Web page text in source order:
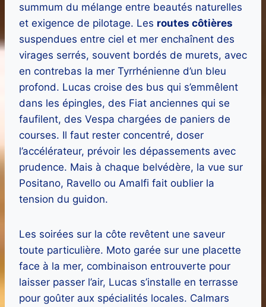
summum du mélange entre beautés naturelles
et exigence de pilotage. Les routes côtières
suspendues entre ciel et mer enchaînent des
virages serrés, souvent bordés de murets, avec
en contrebas la mer Tyrrhénienne d’un bleu
profond. Lucas croise des bus qui s’emmêlent
dans les épingles, des Fiat anciennes qui se
faufilent, des Vespa chargées de paniers de
courses. Il faut rester concentré, doser
l’accélérateur, prévoir les dépassements avec
prudence. Mais à chaque belvédère, la vue sur
Positano, Ravello ou Amalfi fait oublier la
tension du guidon.
Les soirées sur la côte revêtent une saveur
toute particulière. Moto garée sur une placette
face à la mer, combinaison entrouverte pour
laisser passer l’air, Lucas s’installe en terrasse
pour goûter aux spécialités locales. Calmars